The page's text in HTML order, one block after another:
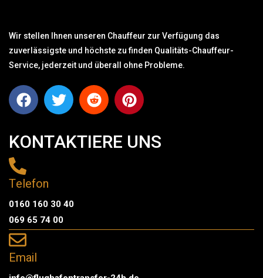
Wir stellen Ihnen unseren Chauffeur zur Verfügung das
zuverlässigste und höchste zu finden Qualitäts-Chauffeur-
Service, jederzeit und überall ohne Probleme.
KONTAKTIERE UNS
Telefon
0160 160 30 40
069 65 74 00
Email